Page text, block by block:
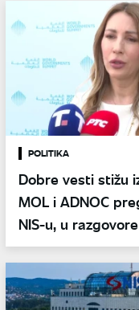
POLITIKA
Dobre vesti stižu
MOL i ADNOC
NIS-u, u
Srbija"